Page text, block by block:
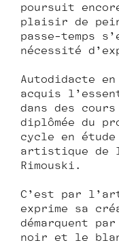
poursuit
plaisir de
passe-temps
nécessité
Autodidacte
acquis
dans des
diplômée du
cycle en
artistique de
Rimouski.
C’est par
exprime sa
démarquent
noir et le